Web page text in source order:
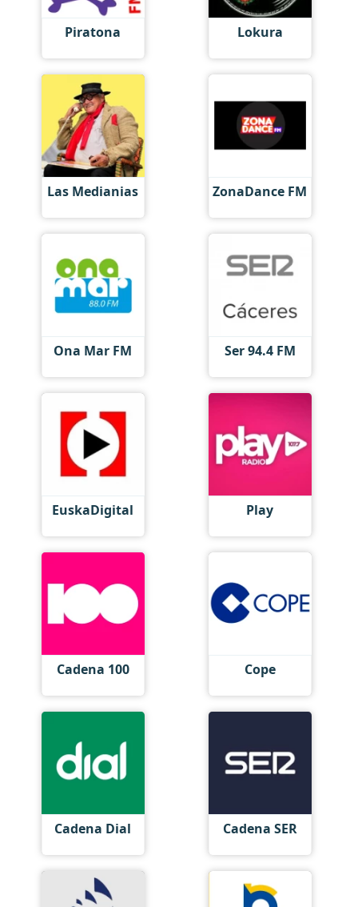
Piratona Lokura
Las Medianias ZonaDance FM
Ona Mar FM Ser 94.4 FM
EuskaDigital Play
Cadena 100 Cope
Cadena Dial Cadena SER